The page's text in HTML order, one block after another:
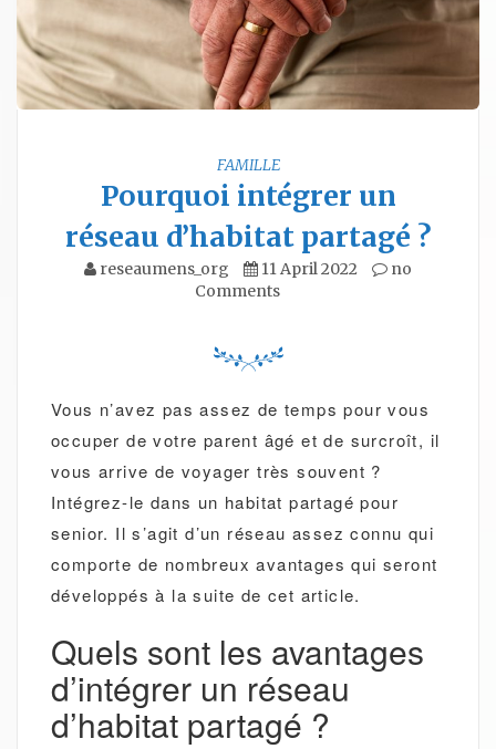
FAMILLE
Pourquoi intégrer un
réseau d’habitat partagé ?
reseaumens_org 11 April 2022
no
Comments
Vous n’avez pas assez de temps pour vous
occuper de votre parent âgé et de surcroît, il
vous arrive de voyager très souvent ?
Intégrez-le dans un habitat partagé pour
senior. Il s’agit d’un réseau assez connu qui
comporte de nombreux avantages qui seront
développés à la suite de cet article.
Quels sont les avantages
d’intégrer un réseau
d’habitat partagé ?